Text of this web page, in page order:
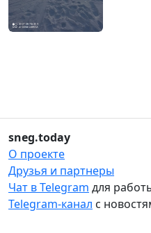
sneg.today
О проекте
Друзья и партнеры
Чат в Telegram для
Telegram-канал с